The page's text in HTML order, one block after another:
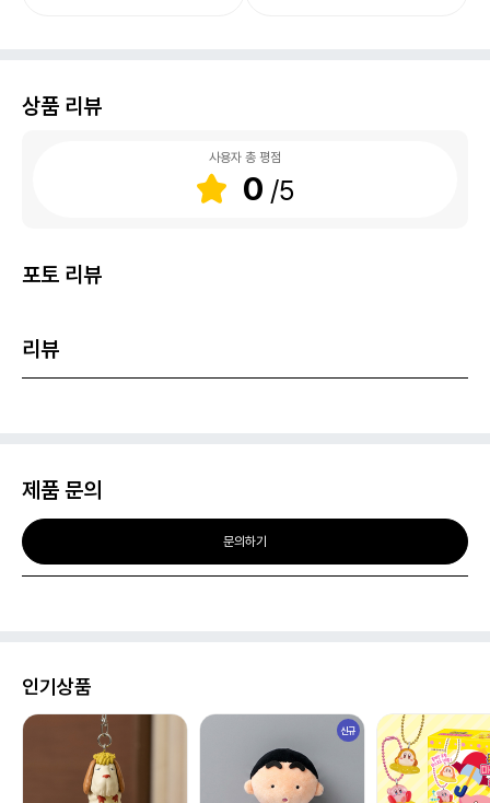
상품 리뷰
사용자 총 평점
0
포토 리뷰
리뷰
제품 문의
문의하기
인기상품
신규